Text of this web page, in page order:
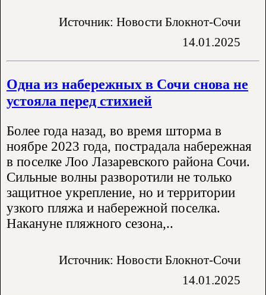
Источник: Новости Блокнот-Сочи
14.01.2025
Одна из набережных в Сочи снова не
устояла перед стихией
Более года назад, во время шторма в
ноябре 2023 года, пострадала набережная
в поселке Лоо Лазаревского района Сочи.
Сильные волны разворотили не только
защитное укрепление, но и территории
узкого пляжа и набережной поселка.
Накануне пляжного сезона,..
Источник: Новости Блокнот-Сочи
14.01.2025